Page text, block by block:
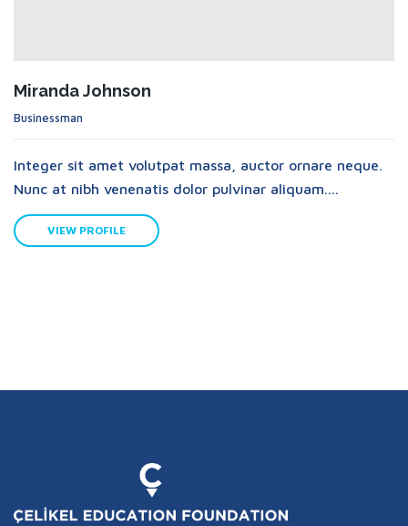
Miranda Johnson
Businessman
Integer sit amet volutpat massa, auctor ornare neque.
Nunc at nibh venenatis dolor pulvinar aliquam....
VIEW PROFILE